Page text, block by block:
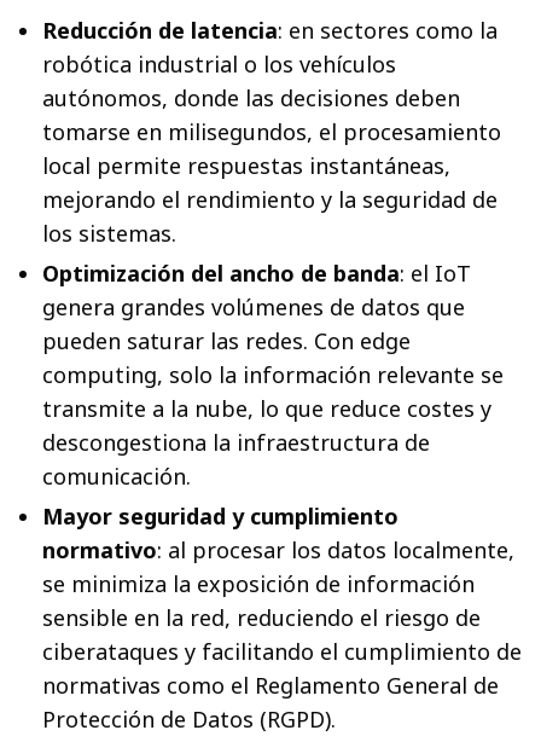
Reducción de latencia: en sectores como la
robótica industrial o los vehículos
autónomos, donde las decisiones deben
tomarse en milisegundos, el procesamiento
local permite respuestas instantáneas,
mejorando el rendimiento y la seguridad de
los sistemas.
Optimización del ancho de banda: el IoT
genera grandes volúmenes de datos que
pueden saturar las redes. Con edge
computing, solo la información relevante se
transmite a la nube, lo que reduce costes y
descongestiona la infraestructura de
comunicación.
Mayor seguridad y cumplimiento
normativo: al procesar los datos localmente,
se minimiza la exposición de información
sensible en la red, reduciendo el riesgo de
ciberataques y facilitando el cumplimiento de
normativas como el Reglamento General de
Protección de Datos (RGPD).